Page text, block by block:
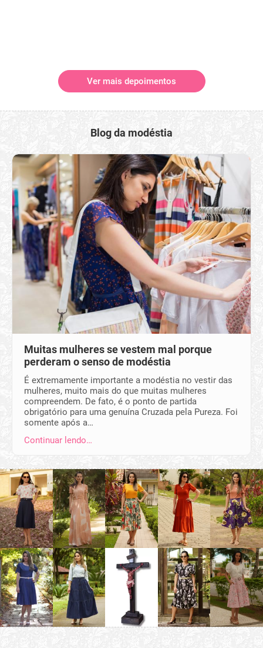
Ver mais depoimentos
Blog da modéstia
Muitas mulheres se vestem mal porque
perderam o senso de modéstia
É extremamente importante a modéstia no vestir das
mulheres, muito mais do que muitas mulheres
compreendem. De fato, é o ponto de partida
obrigatório para uma genuína Cruzada pela Pureza. Foi
somente após a…
Continuar lendo…